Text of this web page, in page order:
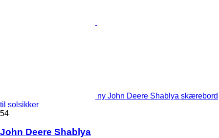
ny John Deere Shablya skærebord
til solsikker
54
John Deere Shablya